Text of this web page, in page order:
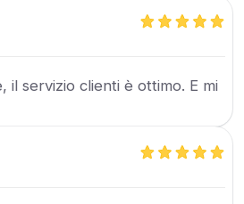
il servizio clienti è ottimo. E mi